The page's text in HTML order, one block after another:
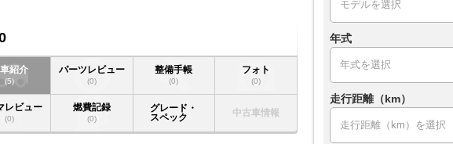
紹介
(5)
パーツレビュー
(0)
整備手帳
(0)
フォト
(0)
レビュー
(0)
燃費記録
(0)
グレード・
スペック
中古車情報
年式
走行距離（km）